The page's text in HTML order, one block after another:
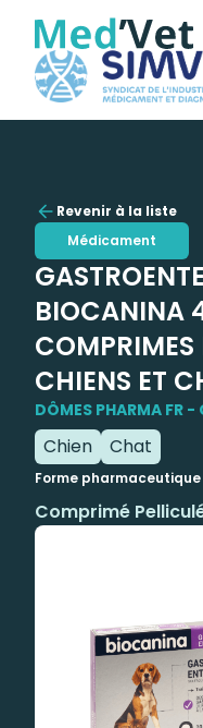
Revenir à la liste
Médicament
BIOCANINA
COMPRIMES
CHIENS ET
DÔMES PHARMA FR
Chien Chat
Forme pharmaceutique
Comprimé